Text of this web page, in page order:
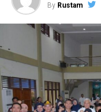
By Rustam